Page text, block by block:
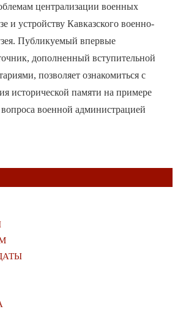
централизации военных
и устройству Кавказского военно-
Публикуемый впервые
дополненный вступительной
позволяет ознакомиться с
исторической памяти на примере
военной администрацией